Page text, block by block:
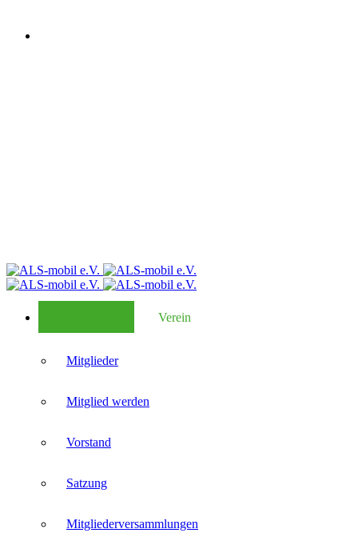
Verein
Mitglieder
Mitglied werden
Vorstand
Satzung
Mitglieder­versammlungen